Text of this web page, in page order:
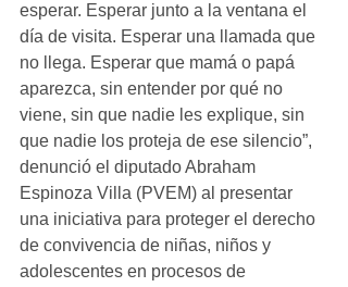
esperar. Esperar junto a la ventana el
día de visita. Esperar una llamada que
no llega. Esperar que mamá o papá
aparezca, sin entender por qué no
viene, sin que nadie les explique, sin
que nadie los proteja de ese silencio”,
denunció el diputado Abraham
Espinoza Villa (PVEM) al presentar
una iniciativa para proteger el derecho
de convivencia de niñas, niños y
adolescentes en procesos de